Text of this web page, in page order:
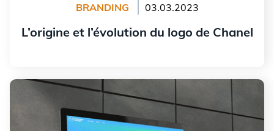
BRANDING 03.03.2023
L’origine et l’évolution du logo de Chanel
Qui se cache derrière FreeLogoDesign?